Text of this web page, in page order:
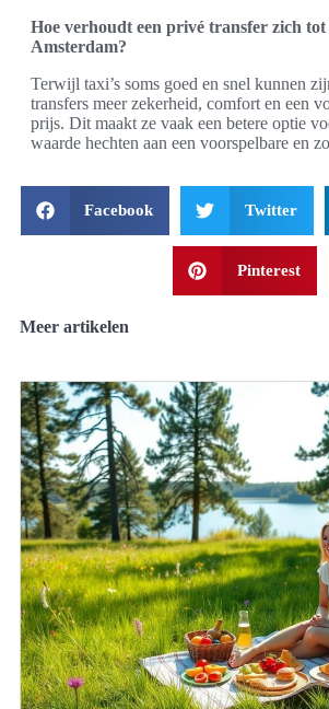
Hoe verhoudt een privé transfer zich tot
Amsterdam?
Terwijl taxi’s soms goed en snel kunnen
transfers meer zekerheid, comfort en een
prijs. Dit maakt ze vaak een betere optie
waarde hechten aan een voorspelbare en
Facebook Twitter
Pinterest
Meer artikelen